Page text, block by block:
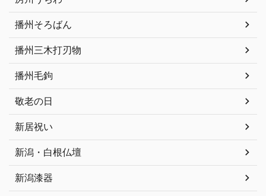
播州そろばん
播州三木打刃物
播州毛鉤
敬老の日
新居祝い
新潟・白根仏壇
新潟漆器